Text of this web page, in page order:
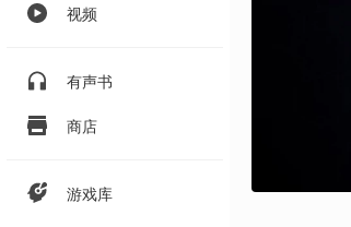
视频
有声书
商店
游戏库